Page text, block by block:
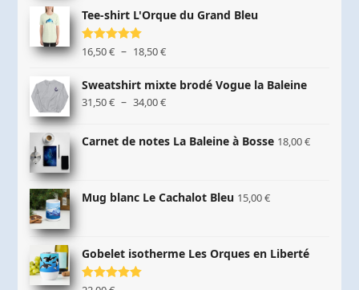
Tee-shirt L'Orque du Grand Bleu
Note 5.00
16,50€ – 18,50€Plage
prix :
16,50 €
18,50 €
Sweatshirt mixte brodé Vogue la Baleine
31,50€ – 34,00€Plage
prix :
Carnet de notes La Baleine à Bosse 18,00€
Mug blanc Le Cachalot Bleu 15,00€
Gobelet isotherme Les Orques en Liberté